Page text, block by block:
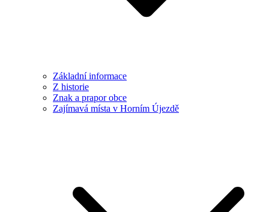
Základní informace
Z historie
Znak a prapor obce
Zajímavá místa v Horním Újezdě